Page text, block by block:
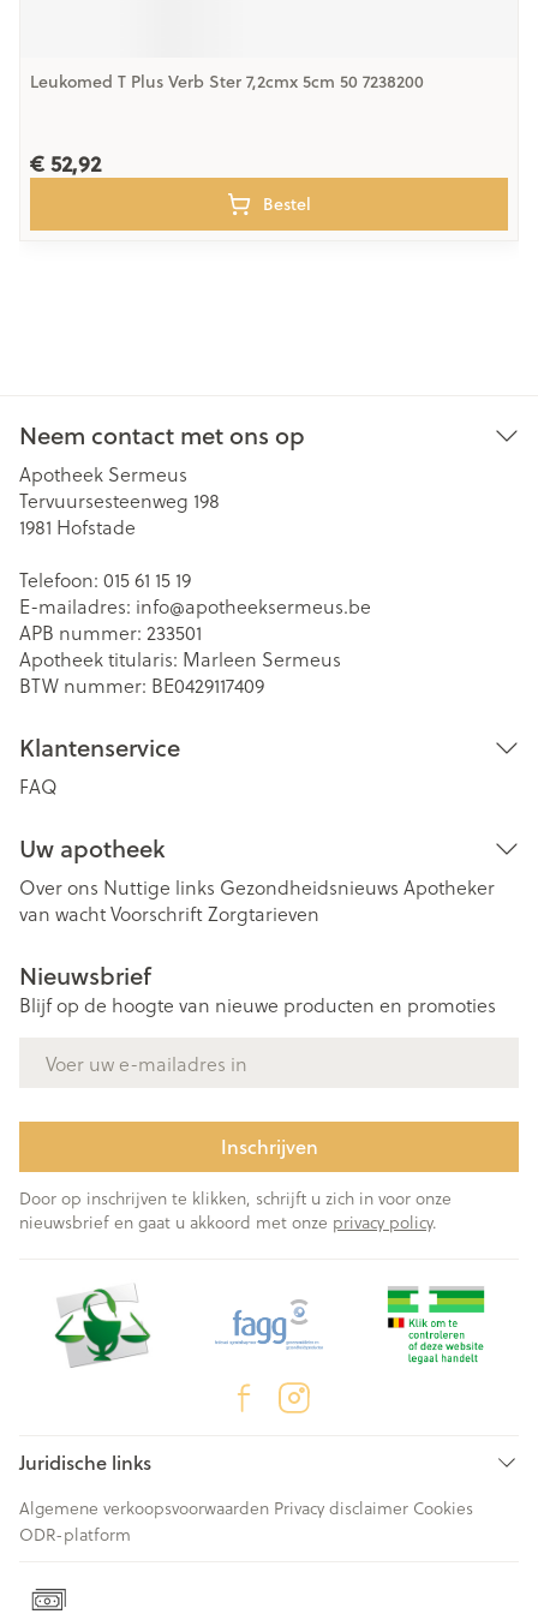
Leukomed T Plus Verb Ster 7,2cmx 5cm 50 7238200
€ 52,92
Bestel
Neem contact met ons op
Apotheek Sermeus
Tervuursesteenweg 198
1981 Hofstade
Telefoon: 015 61 15 19
E-mailadres: info@apotheeksermeus.be
APB nummer: 233501
Apotheek titularis: Marleen Sermeus
BTW nummer: BE0429117409
Klantenservice
FAQ
Uw apotheek
Over ons Nuttige links Gezondheidsnieuws Apotheker
van wachtVoorschriftZorgtarieven
Nieuwsbrief
Blijf op de hoogte van nieuwe producten en promoties
Inschrijven
Door op inschrijven te klikken, schrijft u zich in voor onze
nieuwsbrief en gaat u akkoord met onze privacy policy.
Juridische links
Algemene verkoopsvoorwaarden Privacy disclaimer Cookies
ODR-platform